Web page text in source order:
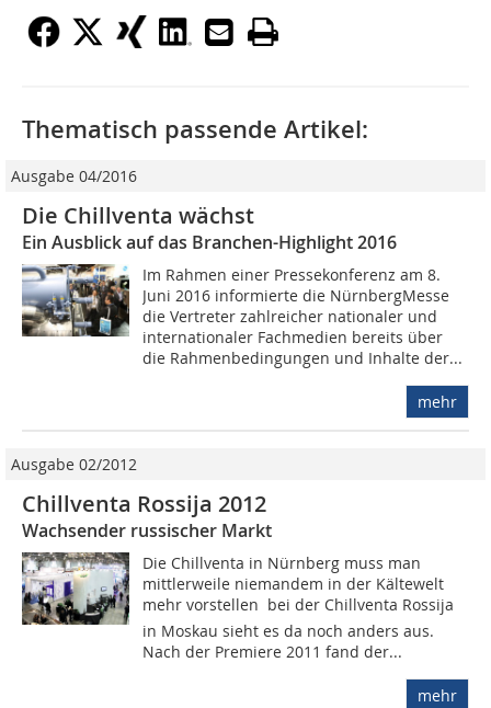
Thematisch passende Artikel:
Ausgabe 04/2016
Die Chillventa wächst
Ein Ausblick auf das Branchen-Highlight 2016
Im Rahmen einer Pressekonferenz am 8.
Juni 2016 informierte die NürnbergMesse
die Vertreter zahlreicher nationaler und
internationaler Fachmedien bereits über
die Rahmenbedingungen und Inhalte der...
mehr
Ausgabe 02/2012
Chillventa Rossija 2012
Wachsender russischer Markt
Die Chillventa in Nürnberg muss man
mittlerweile niemandem in der Kältewelt
mehr vorstellen  bei der Chillventa Rossija
in Moskau sieht es da noch anders aus.
Nach der Premiere 2011 fand der...
mehr